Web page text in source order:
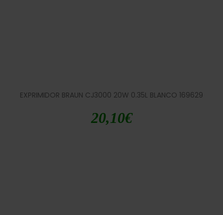
EXPRIMIDOR BRAUN CJ3000 20W 0.35L BLANCO 169629
20,10€